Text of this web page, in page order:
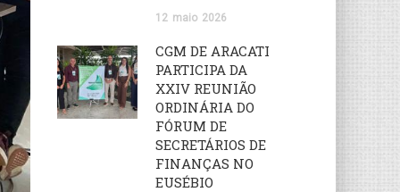
12 maio 2026
CGM DE ARACATI
PARTICIPA DA
XXIV REUNIÃO
ORDINÁRIA DO
FÓRUM DE
SECRETÁRIOS DE
FINANÇAS NO
EUSÉBIO